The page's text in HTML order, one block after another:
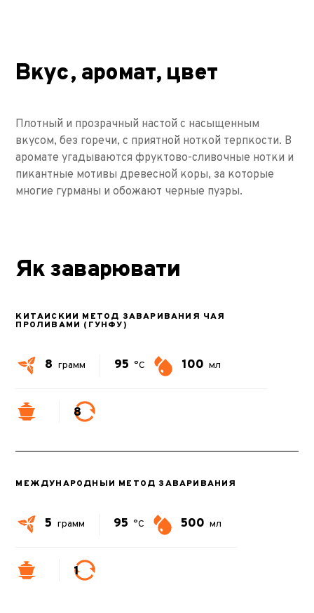
Вкус, аромат, цвет
Плотный и прозрачный настой с насыщенным
вкусом, без горечи, с приятной ноткой терпкости. В
аромате угадываются фруктово-сливочные нотки и
пикантные мотивы древесной коры, за которые
многие гурманы и обожают черные пуэры.
Як заварювати
КИТАЙСКИЙ МЕТОД ЗАВАРИВАНИЯ ЧАЯ
ПРОЛИВАМИ (ГУНФУ)
8 грамм 95 °C 100 мл
8
МЕЖДУНАРОДНЫЙ МЕТОД ЗАВАРИВАНИЯ
5 грамм 95 °C 500 мл
1